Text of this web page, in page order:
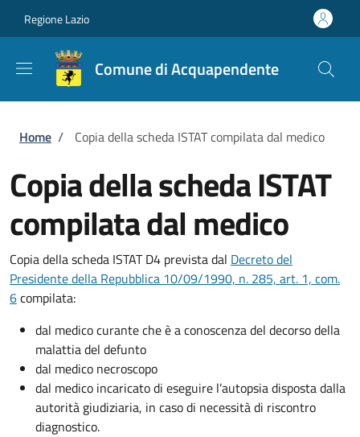
Regione Lazio
Comune di Acquapendente
Briciole di pane
Home / Copia della scheda ISTAT compilata dal medico
Copia della scheda ISTAT
compilata dal medico
Copia della scheda ISTAT D4 prevista dal Decreto del
Presidente della Repubblica 10/09/1990, n. 285, art. 1, com.
6compilata:
dal medico curante che è a conoscenza del decorso della
malattia del defunto
dal medico necroscopo
dal medico incaricato di eseguire l’autopsia disposta dalla
autorità giudiziaria, in caso di necessità di riscontro
diagnostico.